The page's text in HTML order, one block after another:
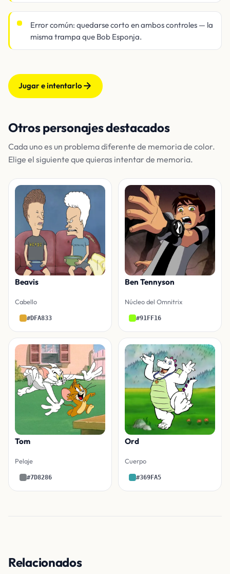
Error común: quedarse corto en ambos controles — la
misma trampa que Bob Esponja.
Jugar e intentarlo
Otros personajes destacados
Cada uno es un problema diferente de memoria de color.
Elige el siguiente que quieras intentar de memoria.
Beavis
Cabello
#DFA833
Ben Tennyson
Núcleo del Omnitrix
#91FF16
Tom
Pelaje
#7D8286
Ord
Cuerpo
#369FA5
Relacionados